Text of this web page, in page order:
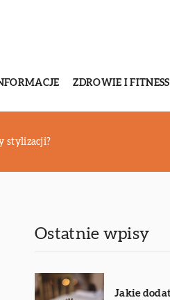
ZDROWIE I FITNESS
stylizacji?
Ostatnie wpisy
Jakie